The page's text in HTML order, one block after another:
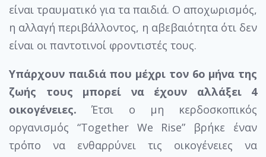
είναι τραυματικό για τα παιδιά. Ο αποχωρισμός,
η αλλαγή περιβάλλοντος, η αβεβαιότητα ότι δεν
είναι οι παντοτινοί φροντιστές τους.
Υπάρχουν παιδιά που μέχρι τον 6ο μήνα της
ζωής τους μπορεί να έχουν αλλάξει 4
οικογένειες. Έτσι ο μη κερδοσκοπικός
οργανισμός “Together We Rise” βρήκε έναν
τρόπο να ενθαρρύνει τις οικογένειες να